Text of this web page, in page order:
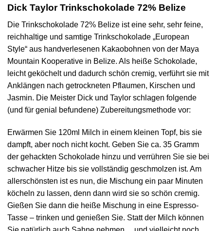
Dick Taylor Trinkschokolade 72% Belize
Die Trinkschokolade 72% Belize ist eine sehr, sehr feine,
reichhaltige und samtige Trinkschokolade „European
Style“ aus handverlesenen Kakaobohnen von der Maya
Mountain Kooperative in Belize. Als heiße Schokolade,
leicht geköchelt und dadurch schön cremig, verführt sie mit
Anklängen nach getrockneten Pflaumen, Kirschen und
Jasmin. Die Meister Dick und Taylor schlagen folgende
(und für genial befundene) Zubereitungsmethode vor:
Erwärmen Sie 120ml Milch in einem kleinen Topf, bis sie
dampft, aber noch nicht kocht. Geben Sie ca. 35 Gramm
der gehackten Schokolade hinzu und verrühren Sie sie bei
schwacher Hitze bis sie vollständig geschmolzen ist. Am
allerschönsten ist es nun, die Mischung ein paar Minuten
köcheln zu lassen, denn dann wird sie so schön cremig.
Gießen Sie dann die heiße Mischung in eine Espresso-
Tasse – trinken und genießen Sie. Statt der Milch können